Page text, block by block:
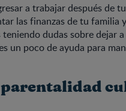
a trabajar después de
las finanzas de tu familia
dudas sobre dejar
un poco de ayuda para
parentalidad